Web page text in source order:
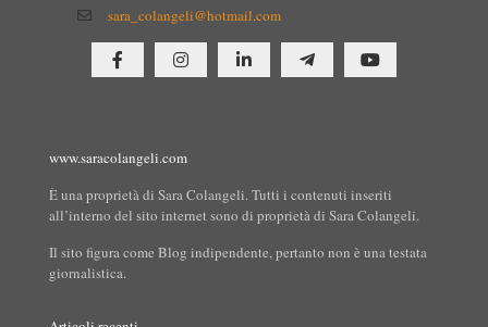
sara_colangeli@hotmail.com
www.saracolangeli.com
È una proprietà di Sara Colangeli. Tutti i contenuti inseriti
all’interno del sito internet sono di proprietà di Sara Colangeli.
Il sito figura come Blog indipendente, pertanto non è una testata
giornalistica.